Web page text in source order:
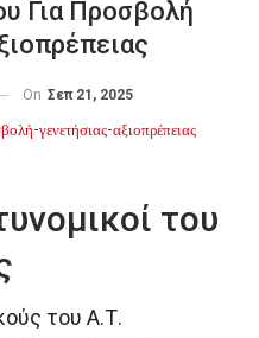
Για Προσβολή
On Σεπ 21, 2025
του
του Α.Τ.